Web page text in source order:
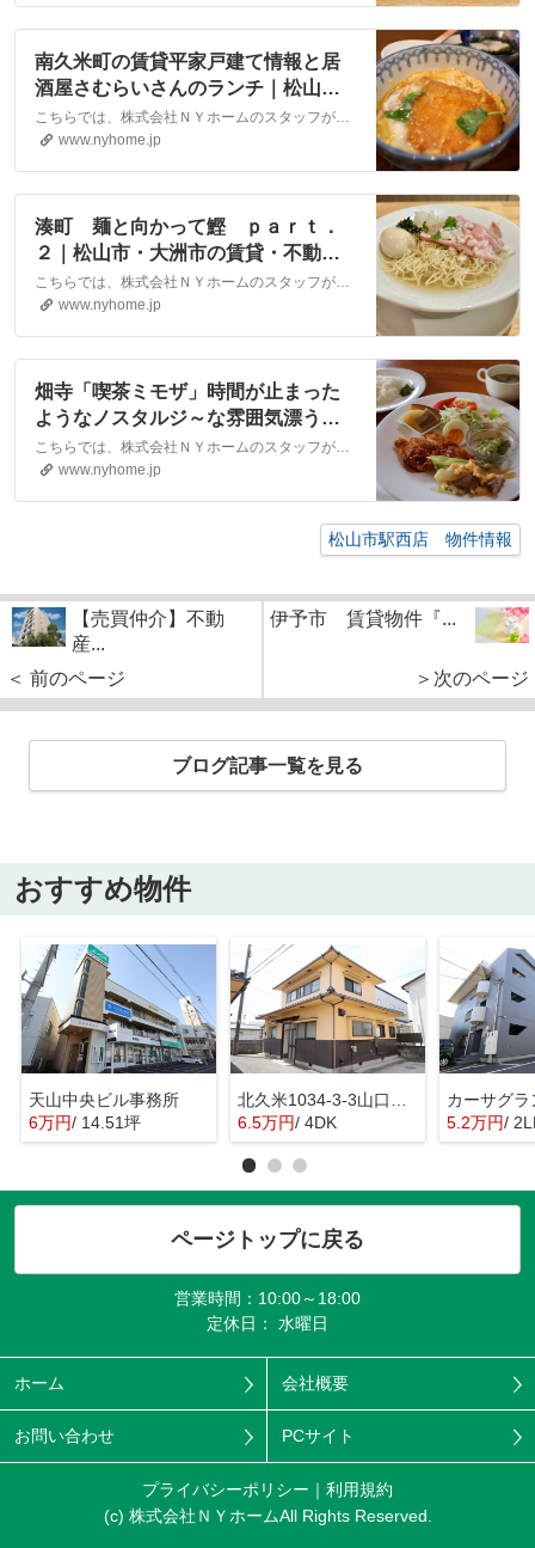
南久米町の賃貸平家戸建て情報と居
酒屋さむらいさんのランチ｜松山
市・大洲市の賃貸・不動産なら株式
会社NYホーム
こちらでは、株式会社ＮＹホームのスタッフが執筆したスタッフブログ記事、「南久米町の賃貸平家戸建て情報と居酒屋さむらいさんのランチ」をご紹介しております。他にも様々なテーマの記事がありますので、お住まい探しの合間にぜひご一読ください！
www.nyhome.jp
湊町 麺と向かって鰹 ｐａｒｔ．
２｜松山市・大洲市の賃貸・不動産
なら株式会社NYホーム
こちらでは、株式会社ＮＹホームのスタッフが執筆したスタッフブログ記事、「湊町 麺と向かって鰹 ｐａｒｔ．２」をご紹介しております。他にも様々なテーマの記事がありますので、お住まい探しの合間にぜひご一読ください！
www.nyhome.jp
畑寺「喫茶ミモザ」時間が止まった
ようなノスタルジ～な雰囲気漂う名
店です。｜松山市・大洲市の賃貸・
不動産なら株式会社NYホーム
こちらでは、株式会社ＮＹホームのスタッフが執筆したスタッフブログ記事、「畑寺「喫茶ミモザ」時間が止まったようなノスタルジ～な雰囲気漂う名店です。」をご紹介しております。他にも様々なテーマの記事がありますので、お住まい探しの合間にぜひご一読ください！
www.nyhome.jp
松山市駅西店 物件情報
【売買仲介】不動
産...
＜ 前のページ
伊予市 賃貸物件『...
＞次のページ
ブログ記事一覧を見る
おすすめ物件
天山中央ビル事務所
6万円/ 14.51坪
6.5万円/ 4DK
カーサグラ
5.2万円/
ページトップに戻る
営業時間：10:00～18:00
定休日： 水曜日
ホーム 会社概要
お問い合わせ PCサイト
プライバシーポリシー
利用規約
(c) 株式会社ＮＹホームAll Rights Reserved.